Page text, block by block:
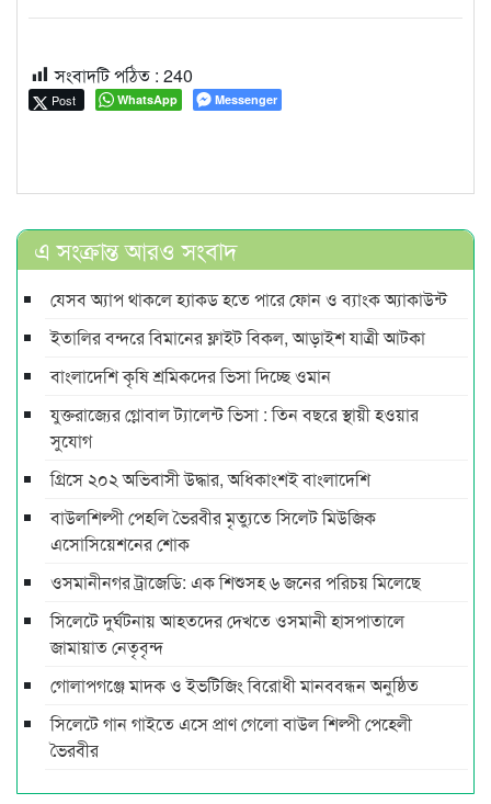
সংবাদটি পঠিত : 240
Post WhatsApp Messenger
এ সংক্রান্ত আরও সংবাদ
যেসব অ্যাপ থাকলে হ্যাকড হতে পারে ফোন ও ব্যাংক অ্যাকাউন্ট
ইতালির বন্দরে বিমানের ফ্লাইট বিকল, আড়াইশ যাত্রী আটকা
বাংলাদেশি কৃষি শ্রমিকদের ভিসা দিচ্ছে ওমান
যুক্তরাজ্যের গ্লোবাল ট্যালেন্ট ভিসা : তিন বছরে স্থায়ী হওয়ার
সুযোগ
গ্রিসে ২০২ অভিবাসী উদ্ধার, অধিকাংশই বাংলাদেশি
বাউলশিল্পী পেহলি ভৈরবীর মৃত্যুতে সিলেট মিউজিক
এসোসিয়েশনের শোক
ওসমানীনগর ট্রাজেডি: এক শিশুসহ ৬ জনের পরিচয় মিলেছে
সিলেটে দুর্ঘটনায় আহতদের দেখতে ওসমানী হাসপাতালে
জামায়াত নেতৃবৃন্দ
গোলাপগঞ্জে মাদক ও ইভটিজিং বিরোধী মানববন্ধন অনুষ্ঠিত
সিলেটে গান গাইতে এসে প্রাণ গেলো বাউল শিল্পী পেহেলী
ভৈরবীর